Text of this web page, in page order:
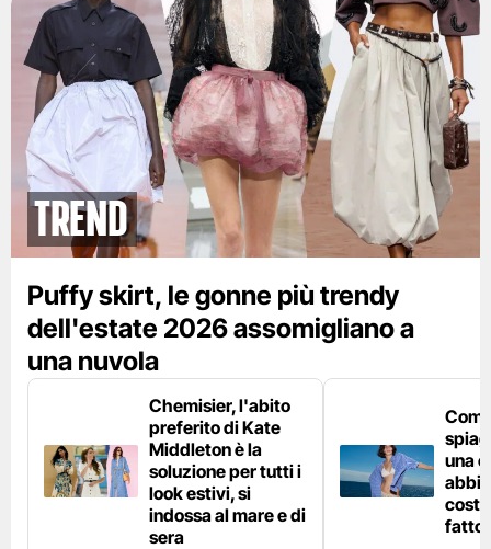
Trend
Puffy skirt, le gonne più trendy
dell'estate 2026 assomigliano a
una nuvola
Chemisier, l'abito
preferito di Kate
Middleton è la
soluzione per tutti i
look estivi, si
indossa al mare e di
sera
una
fatto